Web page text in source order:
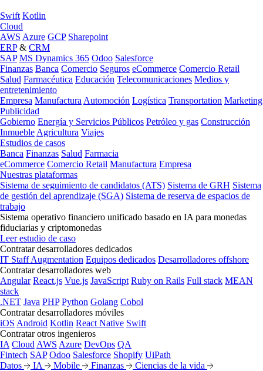
Swift Kotlin
Cloud
AWS Azure GCP Sharepoint
ERP& CRM
SAP MS Dynamics 365 Odoo Salesforce
Finanzas Banca Comercio Seguros eCommerce Comercio Retail
Salud Farmacéutica Educación Telecomunicaciones Medios y
entretenimiento
Empresa Manufactura Automoción Logística Transportation Marketing
Publicidad
Gobierno Energía y Servicios Públicos Petróleo y gas Construcción
Inmueble Agricultura Viajes
Estudios de casos
Banca Finanzas Salud Farmacia
eCommerce Comercio Retail Manufactura Empresa
Nuestras plataformas
Sistema de seguimiento de candidatos (ATS) Sistema de GRH Sistema
de gestión del aprendizaje (SGA) Sistema de reserva de espacios de
trabajo
Sistema operativo financiero unificado basado en IA para monedas
fiduciarias y criptomonedas
Leer estudio de caso
Contratar desarrolladores dedicados
IT Staff Augmentation Equipos dedicados Desarrolladores offshore
Contratar desarrolladores web
Angular React.js Vue.js JavaScript Ruby on Rails Full stack MEAN
stack
.NET Java PHP Python Golang Cobol
Contratar desarrolladores móviles
iOS Android Kotlin React Native Swift
Contratar otros ingenieros
IA Cloud AWS Azure DevOps QA
Fintech SAP Odoo Salesforce Shopify UiPath
Datos
IA Mobile Finanzas Ciencias de la vida